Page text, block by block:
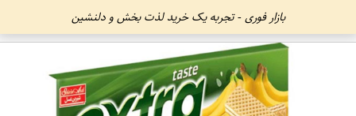
بازار فوری - تجربه یک خرید لذت بخش و دلنشین